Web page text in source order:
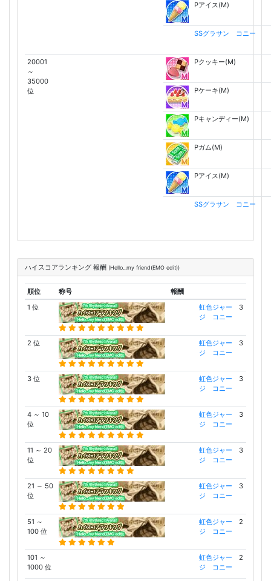
Pアイス(M)
SSグラサン コニー
20001
～
35000
位
Pクッキー(M)
Pケーキ(M)
Pキャンディー(M)
Pガム(M)
Pアイス(M)
SSグラサン コニー
ハイスコアランキング 報酬 (Hello...my friend(EMO edit))
順位 称号
報酬
1 位
虹色ジャー
ジ コニー
3
2 位
虹色ジャー
ジ コニー
3
3 位
虹色ジャー
ジ コニー
3
4 ～ 10
位
虹色ジャー
ジ コニー
3
11 ～ 20
位
虹色ジャー
ジ コニー
3
21 ～ 50
位
虹色ジャー
ジ コニー
3
51 ～
100 位
虹色ジャー
ジ コニー
2
101 ～
1000 位
虹色ジャー
ジ コニー
2